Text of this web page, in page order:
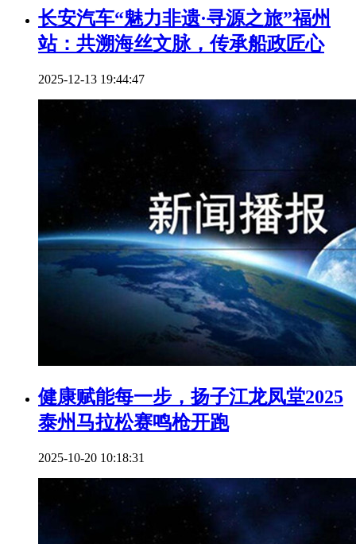
长安汽车“魅力非遗·寻源之旅”福州
站：共溯海丝文脉，传承船政匠心
2025-12-13 19:44:47
健康赋能每一步，扬子江龙凤堂2025
泰州马拉松赛鸣枪开跑
2025-10-20 10:18:31